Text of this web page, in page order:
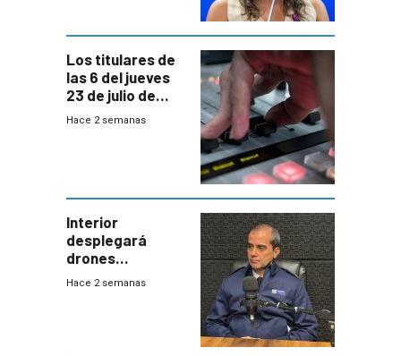
gobierno
Los titulares de
las 6 del jueves
23 de julio de
2026
Hace 2 semanas
Interior
desplegará
drones
autónomos para
Hace 2 semanas